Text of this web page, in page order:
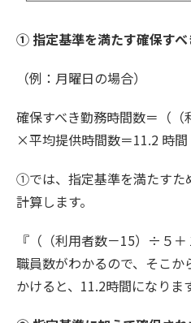
① 指定基準を満たす確保す
（例：月曜日の場合）
確保すべき勤務時間数＝（（
×平均提供時間数＝11.2 時間
①では、指定基準を満たすた
計算します。
『（（利用者数－15）÷５
職員数がわかるので、そこ
かけると、11.2時間になりま